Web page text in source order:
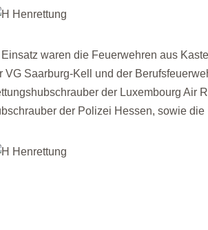
Einsatz waren die Feuerwehren aus
VG Saarburg-Kell und der
der Luxembourg Air
der Polizei Hessen, sowie